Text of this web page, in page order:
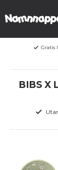
Gratis
BIBS X